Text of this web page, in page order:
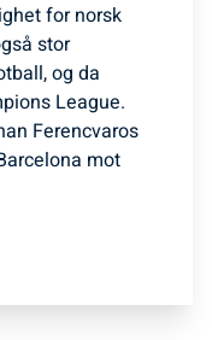
for norsk
stor
og da
League.
Ferencvaros
mot